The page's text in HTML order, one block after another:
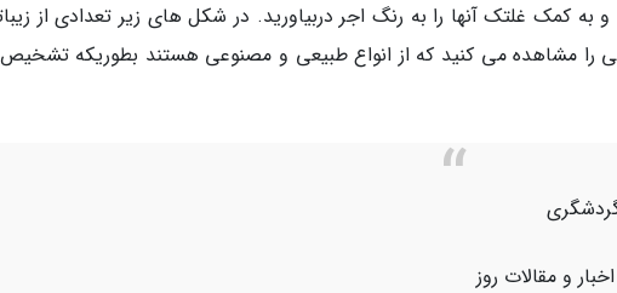
کمک غلتک آنها را به رنگ اجر دربیاورید. در شکل های زیر تعدادی از
را مشاهده می کنید که از انواع طبیعی و مصنوعی هستند بطوریکه تشخیص
و مقالات روز